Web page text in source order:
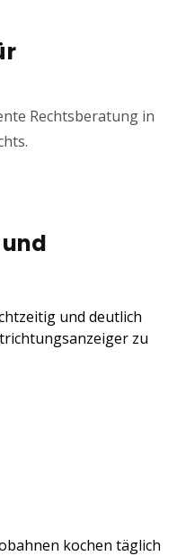
ist. Stellt sich
strafrechtlich
Entfernen vom
Rechtsberatung in
und deutlich
zu
kochen täglich